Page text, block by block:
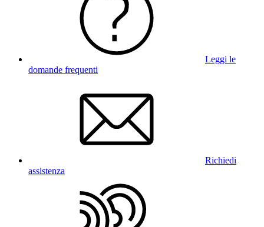
Leggi le
domande frequenti
Richiedi
assistenza